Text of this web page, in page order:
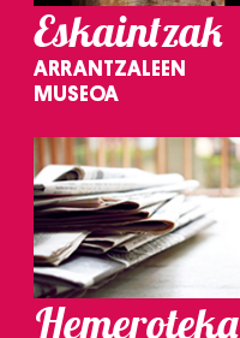
Eskaintzak
ARRANTZALEEN
MUSEOA
Hemeroteka